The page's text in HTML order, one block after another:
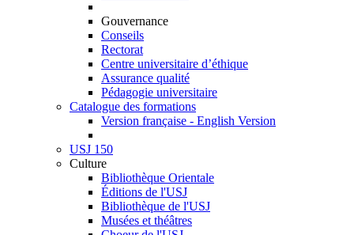
Gouvernance
Conseils
Rectorat
Centre universitaire d’éthique
Assurance qualité
Pédagogie universitaire
Catalogue des formations
Version française - English Version
USJ 150
Culture
Bibliothèque Orientale
Éditions de l'USJ
Bibliothèque de l'USJ
Musées et théâtres